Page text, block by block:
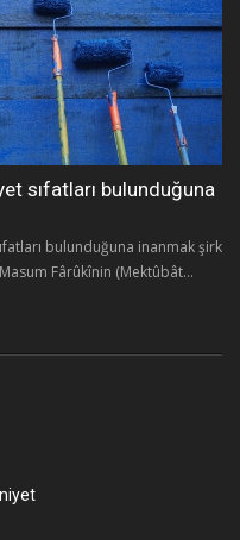
sıfatları bulunduğuna
bulunduğuna inanmak şirk
Fârûkînin (Mektûbât...